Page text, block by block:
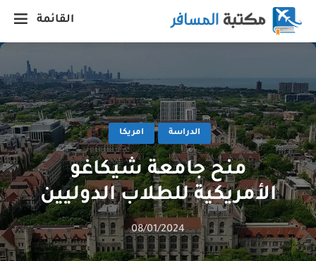
القائمة
الدراسة امريكا
منح جامعة شيكاغو
الأمريكية للطلاب الدوليين
08/01/2024